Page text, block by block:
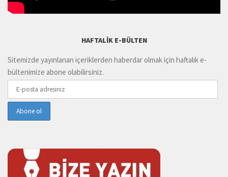
HAFTALIK E-BÜLTEN
Sitemizde yayınlanan içeriklerden haberdar olmak için haftalık e-
bültenimize abone olabilirsiniz.